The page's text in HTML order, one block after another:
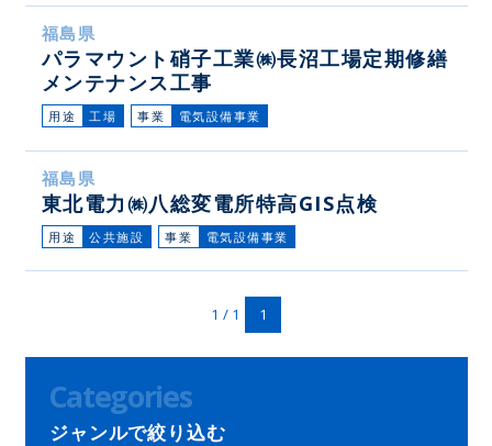
福島県
パラマウント硝子工業㈱長沼工場定期修繕
メンテナンス工事
用途 工場 事業 電気設備事業
福島県
東北電力㈱八総変電所特高GIS点検
用途 公共施設 事業 電気設備事業
1 / 1 1
Categories
ジャンルで絞り込む